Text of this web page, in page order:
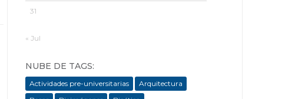
31
« Jul
NUBE DE TAGS:
Actividades pre-universitarias
Arquitectura